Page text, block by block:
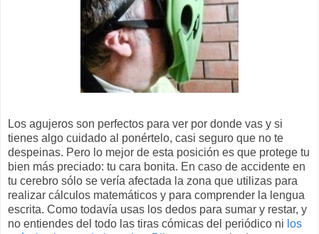
Los agujeros son perfectos para ver por donde vas y si
tienes algo cuidado al ponértelo, casi seguro que no te
despeinas. Pero lo mejor de esta posición es que protege tu
bien más preciado: tu cara bonita. En caso de accidente en
tu cerebro sólo se vería afectada la zona que utilizas para
realizar cálculos matemáticos y para comprender la lengua
escrita. Como todavía usas los dedos para sumar y restar, y
no entiendes del todo las tiras cómicas del periódico ni los